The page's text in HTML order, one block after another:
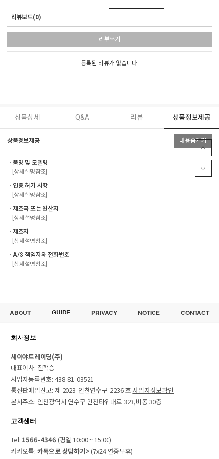
리뷰보드(0)
리뷰쓰기
등록된 리뷰가 없습니다.
상품상세 Q&A 리뷰 상품정보제공
상품정보제공 내용숨기기
ㆍ품명 및 모델명
[상세설명참조]
ㆍ인증.허가 사항
[상세설명참조]
ㆍ제조국 또는 원산지
[상세설명참조]
ㆍ제조자
[상세설명참조]
ㆍA/S 책임자와 전화번호
[상세설명참조]
ABOUT GUIDE PRIVACY NOTICE CONTACT
회사정보
세이야트레이딩(주)
대표이사: 진학승
사업자등록번호: 438-81-03521
통신판매업신고: 제 2023-인천연수구-2236 호 사업자정보확인
본사주소: 인천광역시 연수구 인천타워대로 323,비동 30층
고객센터
Tel: 1566-4346 (평일 10:00 ~ 15:00)
카카오톡:카톡으로 상담하기>(7x24 연중무휴)